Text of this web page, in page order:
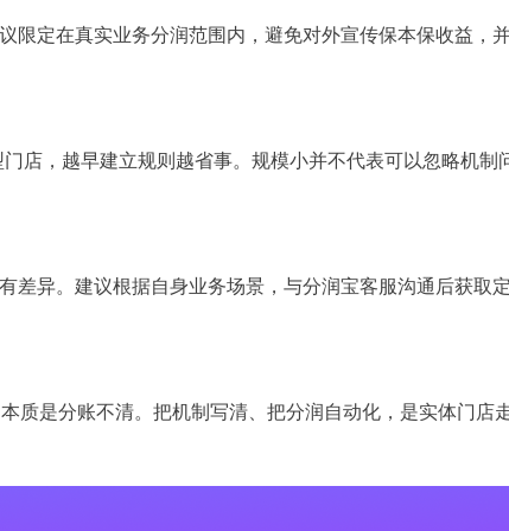
限定在真实业务分润范围内，避免对外宣传保本保收益，
店，越早建立规则越省事。规模小并不代表可以忽略机制
差异。建议根据自身业务场景，与分润宝客服沟通后获取
质是分账不清。把机制写清、把分润自动化，是实体门店